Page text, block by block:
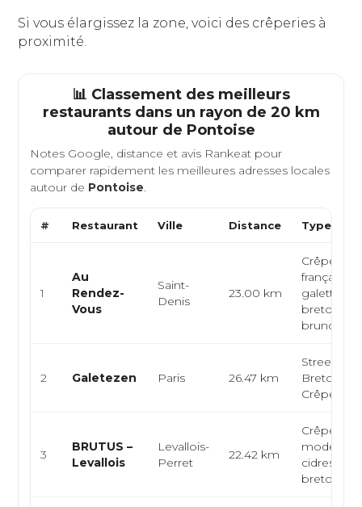
Si vous élargissez la zone, voici des crêperies à
proximité.
📊 Classement des meilleurs
restaurants dans un rayon de 20 km
autour de Pontoise
Notes Google, distance et avis Rankeat pour
comparer rapidement les meilleures adresses locales
autour de Pontoise.
# Restaurant Ville Distance Type de
1
Au
Rendez-
Vous
Saint-
Denis
23.00 km
Crêperie,
française,
galettes
brunch...
2 Galetezen Paris 26.47 km
Street-
Bretonne,
Crêperie
3
BRUTUS –
Levallois
Levallois-
Perret
22.42 km
Crêperie
moderne,
cidres,
bretonne